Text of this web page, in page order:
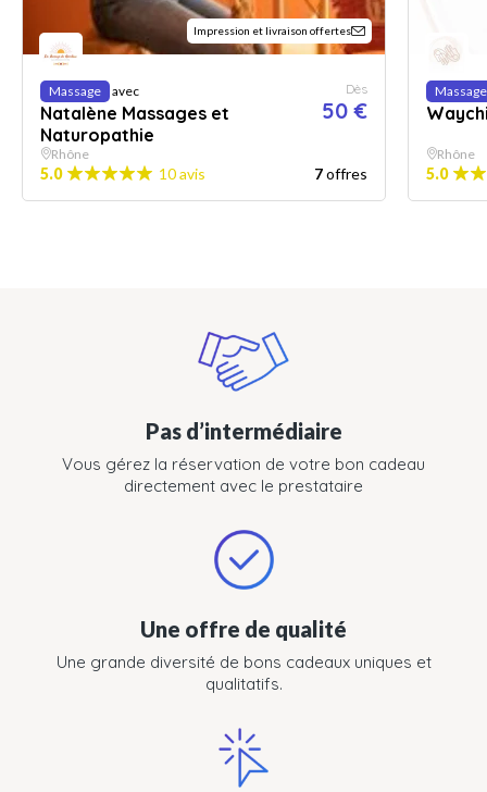
Impression et livraison offertes
Massage avec
Natalène Massages et
Naturopathie
Dès
50 €
Rhône
5.0 10 avis 7offres
Massage
Rhône
5.0
Pas d’intermédiaire
Vous gérez la réservation de votre bon cadeau
directement avec le prestataire
Une offre de qualité
Une grande diversité de bons cadeaux uniques et
qualitatifs.